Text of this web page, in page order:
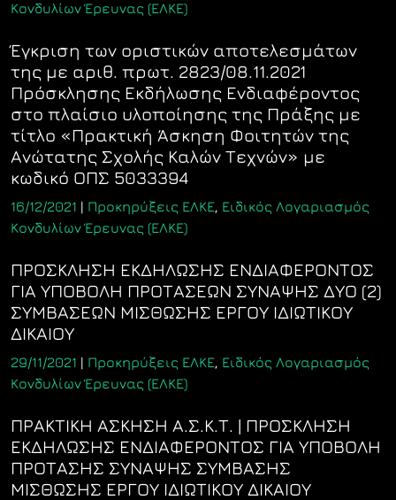
Κονδυλίων Έρευνας (ΕΛΚΕ)
Έγκριση των οριστικών αποτελεσμάτων
της με αριθ. πρωτ. 2823/08.11.2021
Πρόσκλησης Εκδήλωσης Ενδιαφέροντος
στο πλαίσιο υλοποίησης της Πράξης με
τίτλο «Πρακτική Άσκηση Φοιτητών της
Ανώτατης Σχολής Καλών Τεχνών» με
κωδικό ΟΠΣ 5033394
16/12/2021 | Προκηρύξεις ΕΛΚΕ, Ειδικός Λογαριασμός
Κονδυλίων Έρευνας (ΕΛΚΕ)
ΠΡΟΣΚΛΗΣΗ ΕΚΔΗΛΩΣΗΣ ΕΝΔΙΑΦΕΡΟΝΤΟΣ
ΓΙΑ ΥΠΟΒΟΛΗ ΠΡΟΤΑΣΕΩΝ ΣΥΝΑΨΗΣ ΔΥΟ (2)
ΣΥΜΒΑΣΕΩΝ ΜΙΣΘΩΣΗΣ ΕΡΓΟΥ ΙΔΙΩΤΙΚΟΥ
ΔΙΚΑΙΟΥ
29/11/2021 | Προκηρύξεις ΕΛΚΕ, Ειδικός Λογαριασμός
Κονδυλίων Έρευνας (ΕΛΚΕ)
ΠΡΑΚΤΙΚΗ ΑΣΚΗΣΗ Α.Σ.Κ.Τ. | ΠΡΟΣΚΛΗΣΗ
ΕΚΔΗΛΩΣΗΣ ΕΝΔΙΑΦΕΡΟΝΤΟΣ ΓΙΑ ΥΠΟΒΟΛΗ
ΠΡΟΤΑΣΗΣ ΣΥΝΑΨΗΣ ΣΥΜΒΑΣΗΣ
ΜΙΣΘΩΣΗΣ ΕΡΓΟΥ ΙΔΙΩΤΙΚΟΥ ΔΙΚΑΙΟΥ